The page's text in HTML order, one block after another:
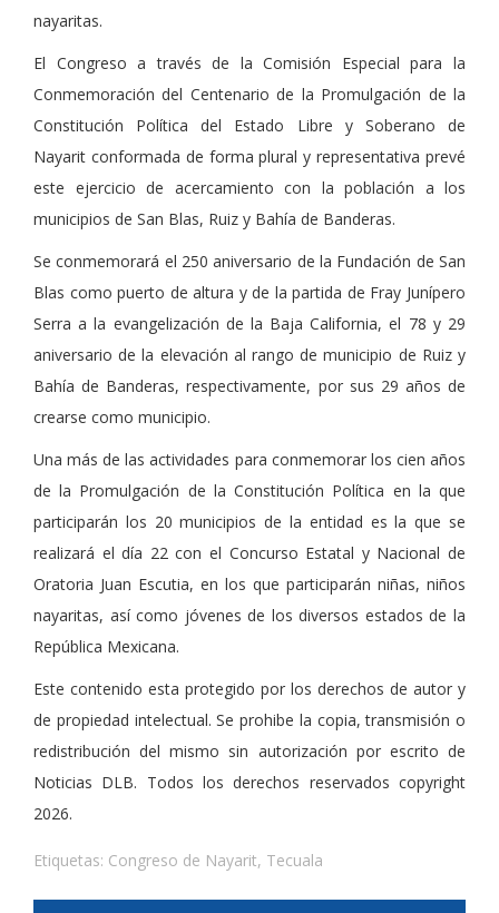
nayaritas.
El Congreso a través de la Comisión Especial para la
Conmemoración del Centenario de la Promulgación de la
Constitución Política del Estado Libre y Soberano de
Nayarit conformada de forma plural y representativa prevé
este ejercicio de acercamiento con la población a los
municipios de San Blas, Ruiz y Bahía de Banderas.
Se conmemorará el 250 aniversario de la Fundación de San
Blas como puerto de altura y de la partida de Fray Junípero
Serra a la evangelización de la Baja California, el 78 y 29
aniversario de la elevación al rango de municipio de Ruiz y
Bahía de Banderas, respectivamente, por sus 29 años de
crearse como municipio.
Una más de las actividades para conmemorar los cien años
de la Promulgación de la Constitución Política en la que
participarán los 20 municipios de la entidad es la que se
realizará el día 22 con el Concurso Estatal y Nacional de
Oratoria Juan Escutia, en los que participarán niñas, niños
nayaritas, así como jóvenes de los diversos estados de la
República Mexicana.
Este contenido esta protegido por los derechos de autor y
de propiedad intelectual. Se prohibe la copia, transmisión o
redistribución del mismo sin autorización por escrito de
Noticias DLB. Todos los derechos reservados copyright
2026.
Etiquetas: Congreso de Nayarit, Tecuala